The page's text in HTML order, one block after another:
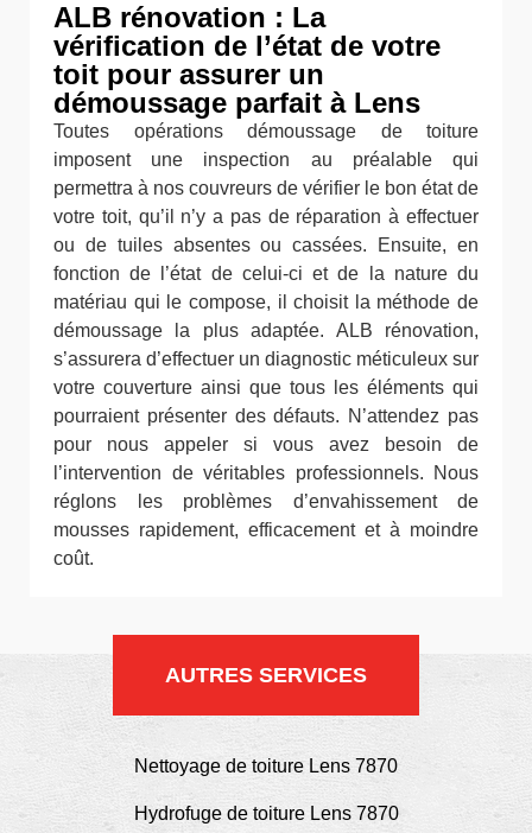
ALB rénovation : La
vérification de l’état de votre
toit pour assurer un
démoussage parfait à Lens
Toutes opérations démoussage de toiture
imposent une inspection au préalable qui
permettra à nos couvreurs de vérifier le bon état de
votre toit, qu’il n’y a pas de réparation à effectuer
ou de tuiles absentes ou cassées. Ensuite, en
fonction de l’état de celui-ci et de la nature du
matériau qui le compose, il choisit la méthode de
démoussage la plus adaptée. ALB rénovation,
s’assurera d’effectuer un diagnostic méticuleux sur
votre couverture ainsi que tous les éléments qui
pourraient présenter des défauts. N’attendez pas
pour nous appeler si vous avez besoin de
l’intervention de véritables professionnels. Nous
réglons les problèmes d’envahissement de
mousses rapidement, efficacement et à moindre
coût.
AUTRES SERVICES
Nettoyage de toiture Lens 7870
Hydrofuge de toiture Lens 7870